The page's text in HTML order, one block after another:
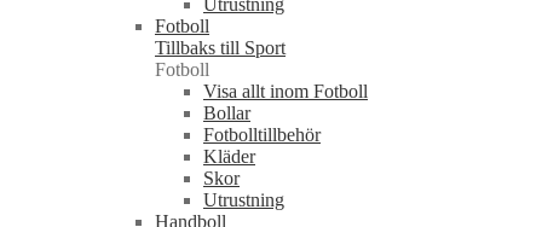
Utrustning
Fotboll
Tillbaks till Sport
Fotboll
Visa allt inom Fotboll
Bollar
Fotbolltillbehör
Kläder
Skor
Utrustning
Handboll